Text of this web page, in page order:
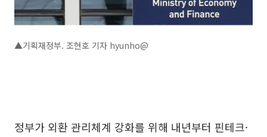
▲기획재정부. 조현호 기자 hyunho@
정부가 외환 관리체계 강화를 위해 내년부터 핀테크·